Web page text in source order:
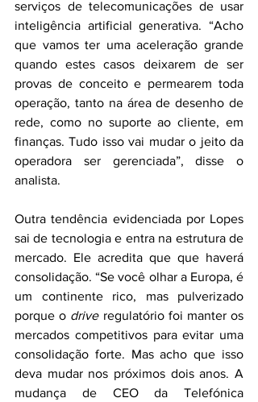
serviços de telecomunicações de usar
inteligência artificial generativa. “Acho
que vamos ter uma aceleração grande
quando estes casos deixarem de ser
provas de conceito e permearem toda
operação, tanto na área de desenho de
rede, como no suporte ao cliente, em
finanças. Tudo isso vai mudar o jeito da
operadora ser gerenciada”, disse o
analista.
Outra tendência evidenciada por Lopes
sai de tecnologia e entra na estrutura de
mercado. Ele acredita que que haverá
consolidação. “Se você olhar a Europa, é
um continente rico, mas pulverizado
porque o drive regulatório foi manter os
mercados competitivos para evitar uma
consolidação forte. Mas acho que isso
deva mudar nos próximos dois anos. A
mudança de CEO da Telefónica